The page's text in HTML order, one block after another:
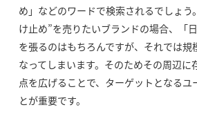
め」などのワードで検索されるでしょう
け止め”を売りたいブランドの場合、「
を張るのはもちろんですが、それでは規
なってしまいます。そのためその周辺に
点を広げることで、ターゲットとなるユ
とが重要です。